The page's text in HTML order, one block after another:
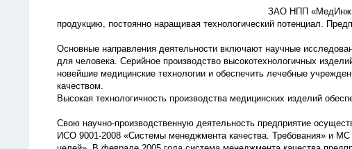
ЗАО НПП «МедИнж»
продукцию, постоянно наращивая технологический потенциал.
Основные направления деятельности включают научные
для человека. Серийное производство высокотехнологичных
новейшие медицинские технологии и обеспечить лечебные
качеством.
Высокая технологичность производства медицинских изделий
Свою научно-производственную деятельность предприятие
ИСО 9001-2008 «Системы менеджмента качества. Требования» и